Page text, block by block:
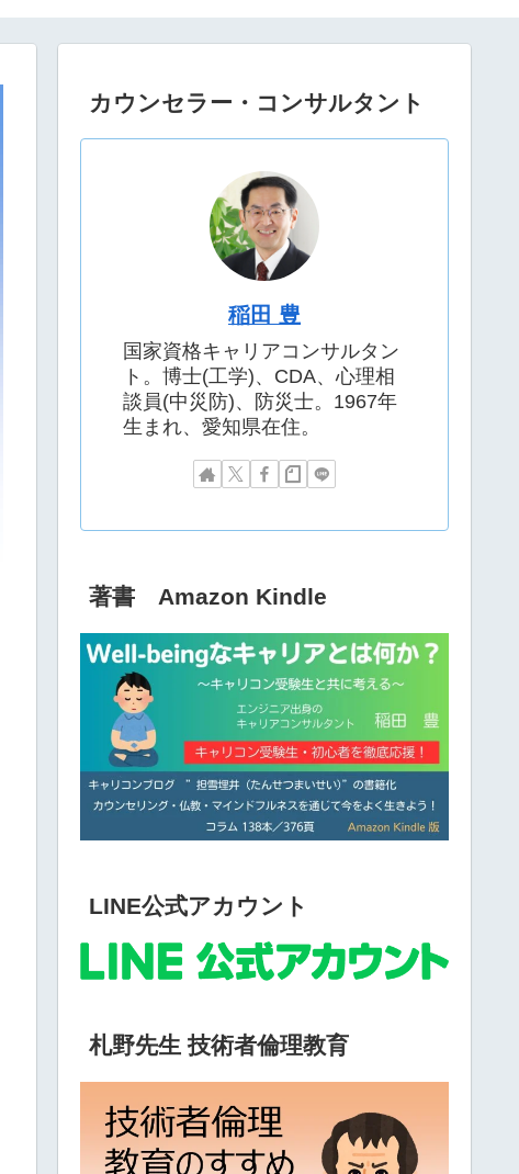
カウンセラー・コンサルタント
稲田 豊
国家資格キャリアコンサルタン
ト。博士(工学)、CDA、心理相
談員(中災防)、防災士。1967年
生まれ、愛知県在住。
著書 Amazon Kindle
LINE公式アカウント
札野先生 技術者倫理教育